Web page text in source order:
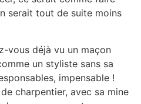
serait tout de suite moins
vous déjà vu un maçon
un styliste sans sa
impensable !
charpentier, avec sa mine